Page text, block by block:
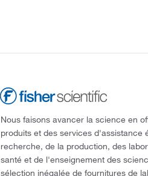
Nous faisons avancer la science en
produits et des services d'assistance
recherche, de la production, des
santé et de l'enseignement des
sélection inégalée de fournitures de